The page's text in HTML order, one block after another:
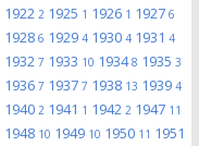
1922 2 1925 1 1926 1 1927 6
1928 6 1929 4 1930 4 1931 4
1932 7 1933 10 19348 1935 3
1936 7 1937 7 1938 13 1939 4
1940 2 1941 1 1942 2 1947 11
1948 10 1949 10 1950 11 1951